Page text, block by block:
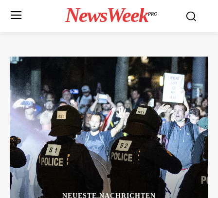
NewsWeekPRO
NEUESTE NACHRICHTEN